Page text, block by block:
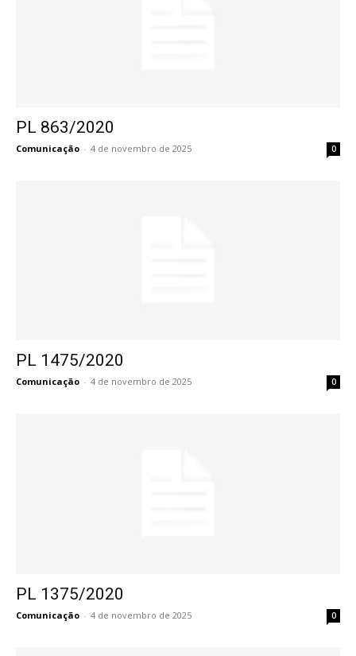
PL 863/2020
Comunicação - 4 de novembro de 2025 0
PL 1475/2020
Comunicação - 4 de novembro de 2025 0
PL 1375/2020
Comunicação - 4 de novembro de 2025 0